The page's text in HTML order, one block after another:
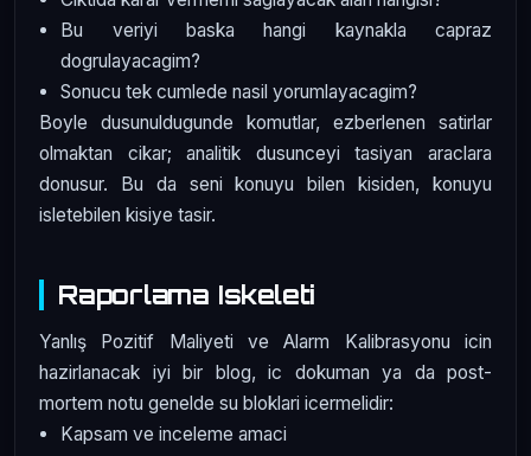
Bu veriyi baska hangi kaynakla capraz
dogrulayacagim?
Sonucu tek cumlede nasil yorumlayacagim?
Boyle dusunuldugunde komutlar, ezberlenen satirlar
olmaktan cikar; analitik dusunceyi tasiyan araclara
donusur. Bu da seni konuyu bilen kisiden, konuyu
isletebilen kisiye tasir.
Raporlama Iskeleti
Yanlış Pozitif Maliyeti ve Alarm Kalibrasyonu icin
hazirlanacak iyi bir blog, ic dokuman ya da post-
mortem notu genelde su bloklari icermelidir:
Kapsam ve inceleme amaci